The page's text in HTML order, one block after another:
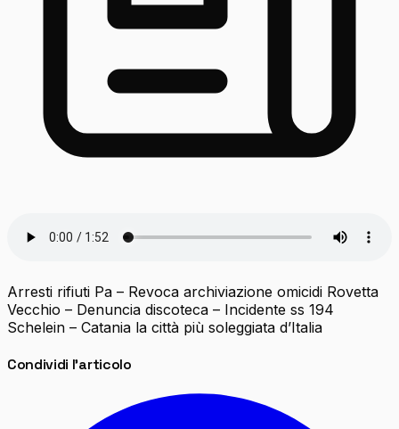
Arresti rifiuti Pa – Revoca archiviazione omicidi Rovetta
Vecchio – Denuncia discoteca – Incidente ss 194
Schelein – Catania la città più soleggiata d’Italia
Condividi l'articolo